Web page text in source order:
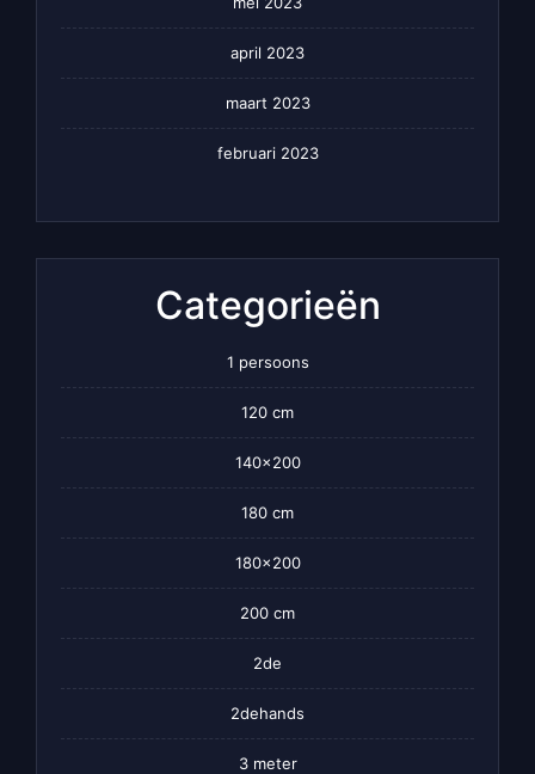
april 2023
maart 2023
februari 2023
Categorieën
1 persoons
120 cm
140×200
180 cm
180×200
200 cm
2de
2dehands
3 meter